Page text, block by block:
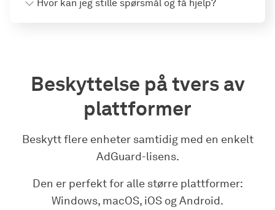
Hvor kan jeg stille spørsmål og få hjelp?
Beskyttelse på tvers av
plattformer
Beskytt flere enheter samtidig med en enkelt
AdGuard-lisens.
Den er perfekt for alle større plattformer:
Windows, macOS, iOS og Android.